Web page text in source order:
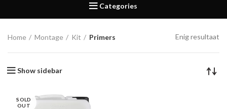
Categories
Home Montage Kit Primers Enig resultaat
Show sidebar
SOLD
OUT